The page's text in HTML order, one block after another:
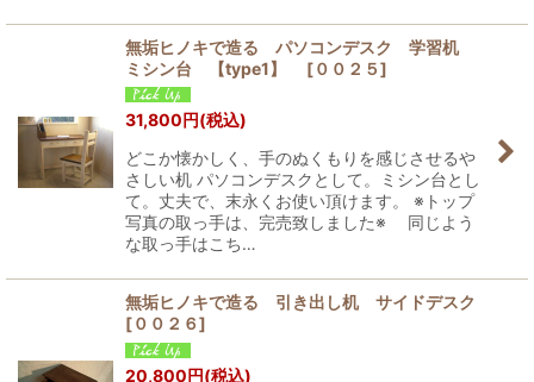
無垢ヒノキで造る パソコンデスク 学習机
ミシン台 【type1】
[００２５]
31,800円(税込)
どこか懐かしく、手のぬくもりを感じさせるや
さしい机 パソコンデスクとして。ミシン台とし
て。丈夫で、末永くお使い頂けます。 ※トップ
写真の取っ手は、完売致しました※ 同じよう
な取っ手はこち…
無垢ヒノキで造る 引き出し机 サイドデスク
[００２６]
20,800円(税込)